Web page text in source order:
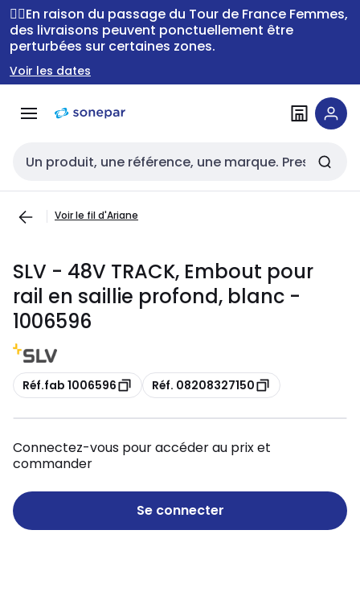
Passer à la
navigation
Passer
au
contenu
🚴‍♂️En raison du passage du Tour de France Femmes,
des livraisons peuvent ponctuellement être
perturbées sur certaines zones.
Voir les dates
Entrée de recherche
Voir le fil d'Ariane
SLV - 48V TRACK, Embout pour
rail en saillie profond, blanc -
1006596
Copie
Réf.fab 1006596 Copie
Réf. 08208327150
Connectez-vous pour accéder au prix et
commander
Se connecter